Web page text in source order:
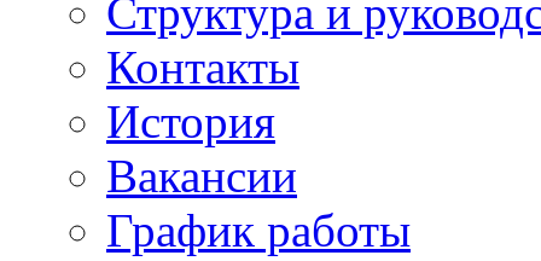
Структура и
Контакты
История
Вакансии
График работы